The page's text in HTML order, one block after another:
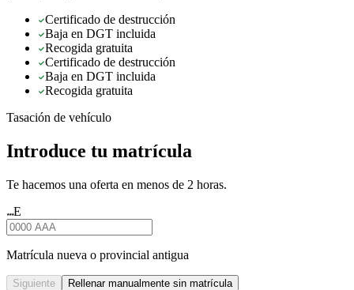
Certificado de destrucción
Baja en DGT incluida
Recogida gratuita
Certificado de destrucción
Baja en DGT incluida
Recogida gratuita
Tasación de vehículo
Introduce tu matrícula
Te hacemos una oferta en menos de 2 horas.
★★★E
Matrícula nueva o provincial antigua
Siguiente Rellenar manualmente sin matrícula